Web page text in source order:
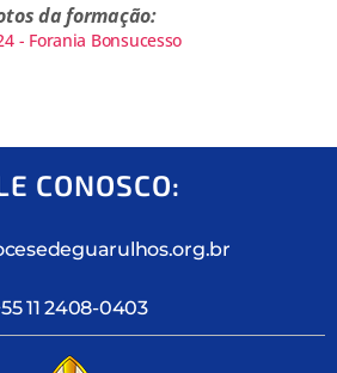
da formação:
CONOSCO:
11 2408-0403